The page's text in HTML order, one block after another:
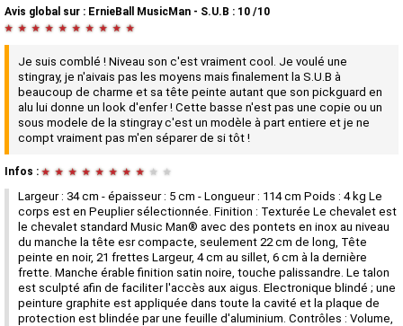
Avis global sur : ErnieBall MusicMan - S.U.B : 10 /10
★ ★ ★ ★ ★ ★ ★ ★ ★ ★
Je suis comblé ! Niveau son c'est vraiment cool. Je voulé une
stingray, je n'aivais pas les moyens mais finalement la S.U.B à
beaucoup de charme et sa tête peinte autant que son pickguard en
alu lui donne un look d'enfer ! Cette basse n'est pas une copie ou un
sous modele de la stingray c'est un modèle à part entiere et je ne
compt vraiment pas m'en séparer de si tôt !
Infos : ★ ★ ★ ★ ★ ★ ★ ★ ★ ★
Largeur : 34 cm - épaisseur : 5 cm - Longueur : 114 cm Poids : 4 kg Le
corps est en Peuplier sélectionnée. Finition : Texturée Le chevalet est
le chevalet standard Music Man® avec des pontets en inox au niveau
du manche la tête esr compacte, seulement 22 cm de long, Tête
peinte en noir, 21 frettes Largeur, 4 cm au sillet, 6 cm à la dernière
frette. Manche érable finition satin noire, touche palissandre. Le talon
est sculpté afin de faciliter l'accès aux aigus. Electronique blindé ; une
peinture graphite est appliquée dans toute la cavité et la plaque de
protection est blindée par une feuille d'aluminium. Contrôles : Volume,